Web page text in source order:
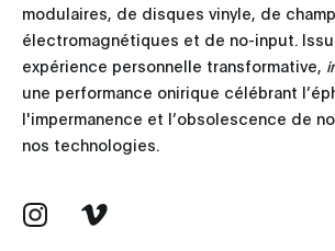
modulaires, de disques vinyle, de
électromagnétiques et de no-input.
expérience personnelle transformative,
une performance onirique célébrant
l'impermanence et l’obsolescence de
nos technologies.